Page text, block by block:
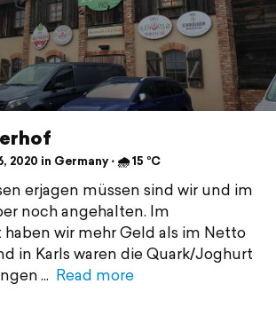
2020 in Germany ⋅ 🌧 15 °C
erjagen müssen sind wir und im
noch angehalten. Im
wir mehr Geld als im Netto
in Karls waren die Quark/Joghurt
Read more